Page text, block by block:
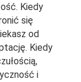
Kiedy
się
od
Kiedy
i